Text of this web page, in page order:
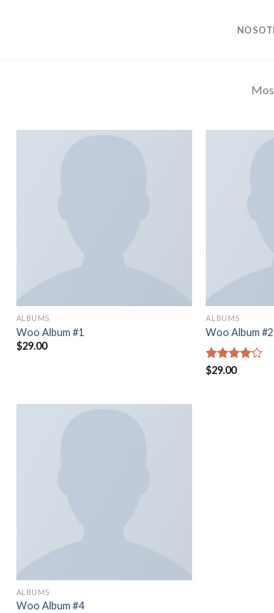
ALBUMS
Woo Album #1
$29.00
ALBUMS
Woo Album #2
Valorado
$29.00
ALBUMS
Woo Album #4